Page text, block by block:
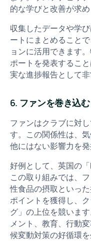
的な学びと改善が求
収集したデータや学
ートにまとめること
ョンに活用できます
ポートを発表するこ
実な進捗報告として非
6. ファンを巻き込む
ファンはクラブに対
す。この関係性は、
他にはない影響力を発
好例として、英国の
この取り組みでは、
性食品の摂取といっ
ポイントを獲得し、
グ」の上位を競いま
メント、教育、行動
候変動対策の好循環を